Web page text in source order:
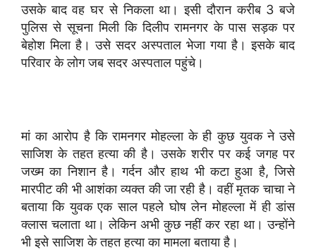
उसके बाद वह घर से निकला था। इसी दौरान करीब 3 बजे
पुलिस से सूचना मिली कि दिलीप रामनगर के पास सड़क पर
बेहोश मिला है। उसे सदर अस्पताल भेजा गया है। इसके बाद
परिवार के लोग जब सदर अस्पताल पहुंचे।
मां का आरोप है कि रामनगर मोहल्ला के ही कुछ युवक ने उसे
साजिश के तहत हत्या की है। उसके शरीर पर कई जगह पर
जख्म का निशान है। गर्दन और हाथ भी कटा हुआ है, जिसे
मारपीट की भी आशंका व्यक्त की जा रही है। वहीं मृतक चाचा ने
बताया कि युवक एक साल पहले घोष लेन मोहल्ला में ही डांस
क्लास चलाता था। लेकिन अभी कुछ नहीं कर रहा था। उन्होंने
भी इसे साजिश के तहत हत्या का मामला बताया है।